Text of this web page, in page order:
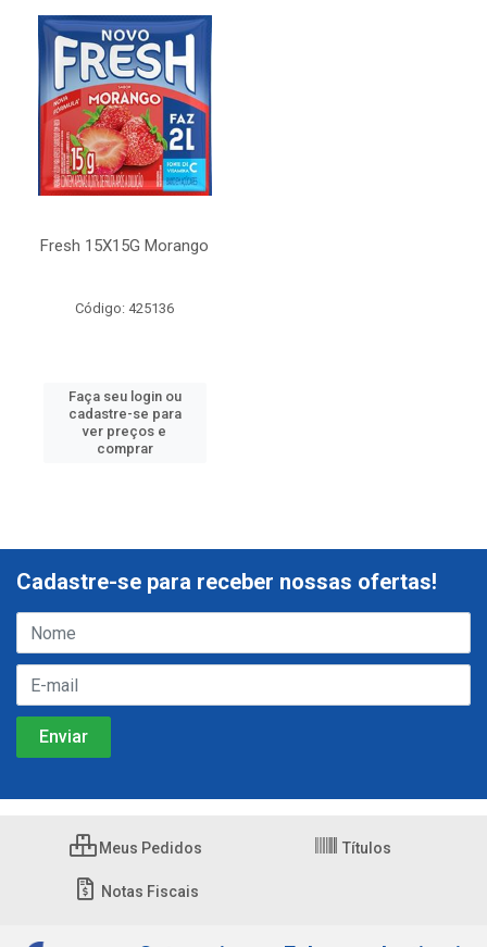
Fresh 15X15G Morango
Código: 425136
Faça seu login ou
cadastre-se para
ver preços e
comprar
Cadastre-se para receber nossas ofertas!
Meus Pedidos Títulos
Notas Fiscais